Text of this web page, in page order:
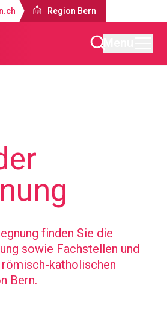
Region Bern
finden Sie die
sowie Fachstellen und
katholischen
Bern.